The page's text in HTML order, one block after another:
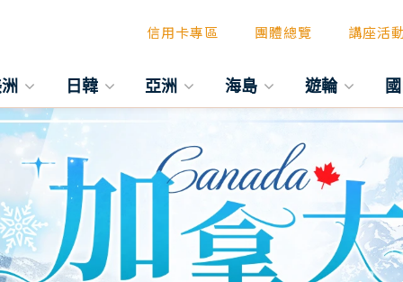
信用卡專區 團體總覽 講座活
日韓 亞洲 海島 遊輪